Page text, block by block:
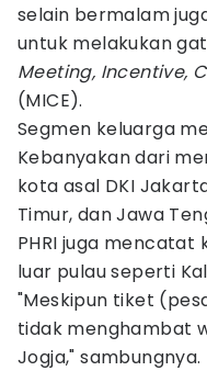
selain bermalam
untuk melakukan
Meeting, Incentive,
(MICE).
Segmen keluarga
Kebanyakan dari
kota asal DKI
Timur, dan Jawa
PHRI juga
luar pulau seperti
"Meskipun tiket
tidak menghambat
Jogja," sambungnya.